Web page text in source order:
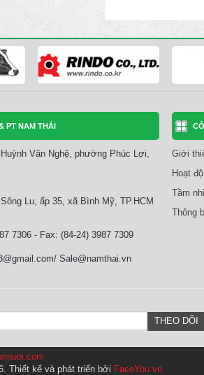
PT NAM THÁI
Văn Nghệ, phường Phúc Lợi,
Lu, ấp 35, xã Bình Mỹ, TP.HCM
7306 - Fax: (84-24) 3987 7309
Sale@namthai.vn
Giới
Hoạt
Tầm
Thông
Thiết kế và phát triển bởi FaceYou.vn